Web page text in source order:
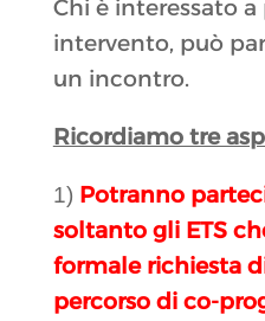
Chi è interessato a
intervento, può
un incontro.
Ricordiamo tre
1) Potranno
soltanto gli ETS
formale richiesta
percorso di co-